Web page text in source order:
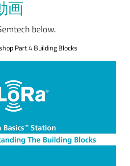
画
below.
Part 4 Building Blocks